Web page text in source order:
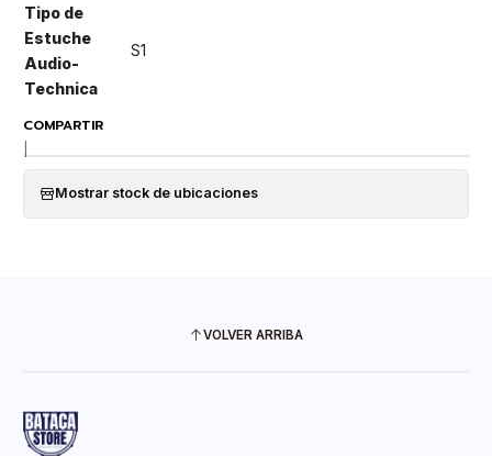
Tipo de
Estuche
Audio-
Technica
S1
COMPARTIR
Mostrar stock de ubicaciones
VOLVER ARRIBA